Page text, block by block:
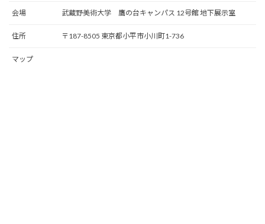
会場 武蔵野美術大学 鷹の台キャンパス 12号館 地下展示室
住所 〒187-8505 東京都小平市小川町1-736
マップ